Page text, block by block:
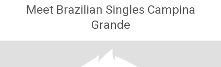
Meet Brazilian Singles Campina
Grande